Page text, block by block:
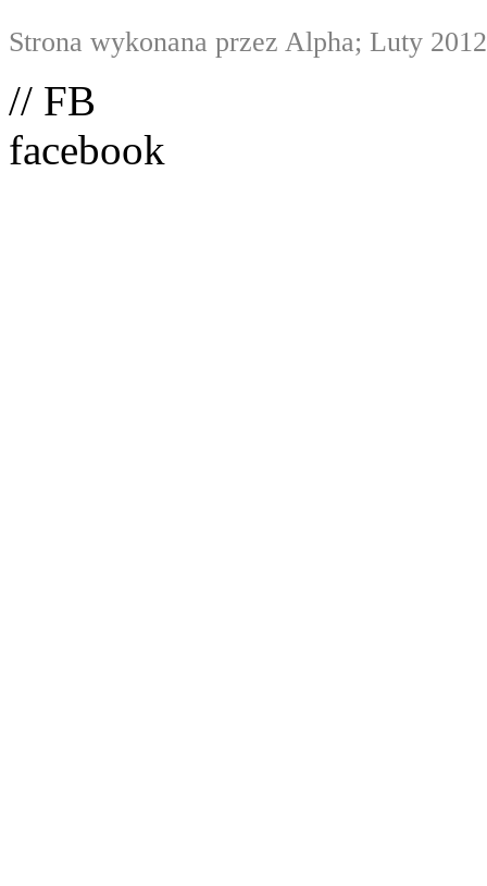
Strona wykonana przez Alpha; Luty 2012
// FB
facebook